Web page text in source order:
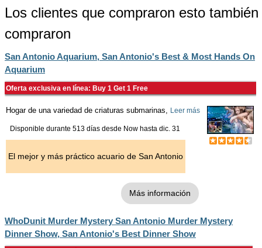
Los clientes que compraron esto también
compraron
San Antonio Aquarium, San Antonio's Best & Most Hands On
Aquarium
Oferta exclusiva en línea: Buy 1 Get 1 Free
Hogar de una variedad de criaturas submarinas, Leer más
Disponible durante 513 días desde Now hasta dic. 31
El mejor y más práctico acuario de San Antonio
Más información
WhoDunit Murder Mystery San Antonio Murder Mystery
Dinner Show, San Antonio's Best Dinner Show